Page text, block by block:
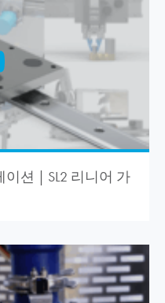
션 | SL2 리니어 가